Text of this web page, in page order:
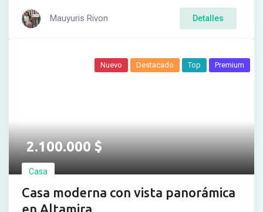
Mauyuris Rivon Detalles
2.100.000$
Casa
Casa moderna con vista panorámica
en Altamira
Nuevo Destacado Top Premium